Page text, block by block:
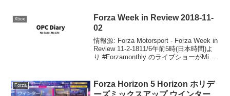
Xbox
Forza Week in Review 2018-11-
02
情報源: Forza Motorsport - Forza Week in
Review 11-2-1811/6午前5時(日本時間)よ
り #Forzamonthly のライブショーがMixer
Forza
Forza Horizon 5 Horizon ホリデ
ーズミックスアップ ウインター